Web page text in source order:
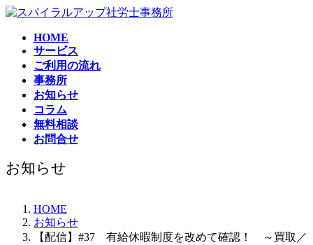
コ
ナ
HOME
サービス
ご利用の流れ
事務所
お知らせ
コラム
無料相談
お問合せ
お知らせ
HOME
お知らせ
【配信】#37 有給休暇制度を改めて確認！ ～買取／